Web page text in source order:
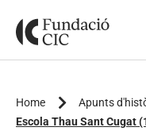
Home
Apunts
Escola Thau Sant Cugat